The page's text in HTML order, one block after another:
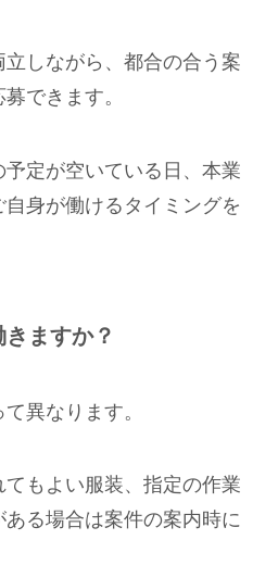
しながら、都合の合う案
できます。
定が空いている日、本業
身が働けるタイミングを
ますか？
異なります。
もよい服装、指定の作業
る場合は案件の案内時に